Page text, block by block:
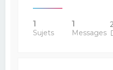
1
Sujets
1
Messages